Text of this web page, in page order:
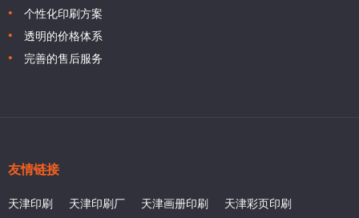
个性化印刷方案
透明的价格体系
完善的售后服务
友情链接
天津印刷 天津印刷厂 天津画册印刷 天津彩页印刷